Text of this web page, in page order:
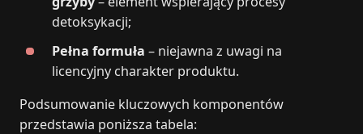
detoksykacji;
Pełna formuła – niejawna z uwagi na
licencyjny charakter produktu.
Podsumowanie kluczowych komponentów
przedstawia poniższa tabela: